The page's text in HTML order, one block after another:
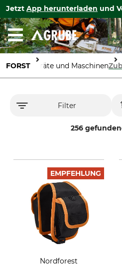
Jetzt App herunterladen und
FORST Geräte und Maschinen
Filter
256
EMPFEHLUNG
Nordforest